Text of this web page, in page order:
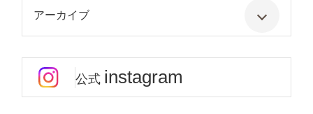
アーカイブ
公式 instagram